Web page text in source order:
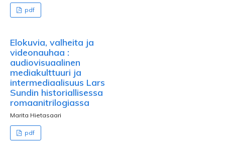
pdf
Elokuvia, valheita ja
videonauhaa :
audiovisuaalinen
mediakulttuuri ja
intermediaalisuus Lars
Sundin historiallisessa
romaanitrilogiassa
Marita Hietasaari
pdf